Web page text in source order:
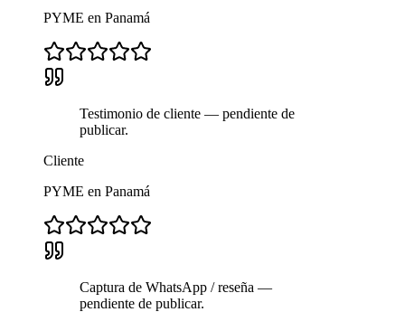
PYME en Panamá
Testimonio de cliente — pendiente de
publicar.
Cliente
PYME en Panamá
Captura de WhatsApp / reseña —
pendiente de publicar.